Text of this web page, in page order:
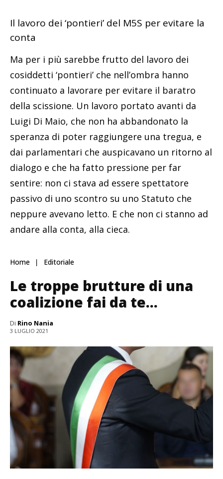
Il lavoro dei ‘pontieri’ del M5S per evitare la
conta
Ma per i più sarebbe frutto del lavoro dei
cosiddetti ‘pontieri’ che nell’ombra hanno
continuato a lavorare per evitare il baratro
della scissione. Un lavoro portato avanti da
Luigi Di Maio, che non ha abbandonato la
speranza di poter raggiungere una tregua, e
dai parlamentari che auspicavano un ritorno al
dialogo e che ha fatto pressione per far
sentire: non ci stava ad essere spettatore
passivo di uno scontro su uno Statuto che
neppure avevano letto. E che non ci stanno ad
andare alla conta, alla cieca.
Home Editoriale
Le troppe brutture di una
coalizione fai da te…
Di Rino Nania
3 LUGLIO 2021